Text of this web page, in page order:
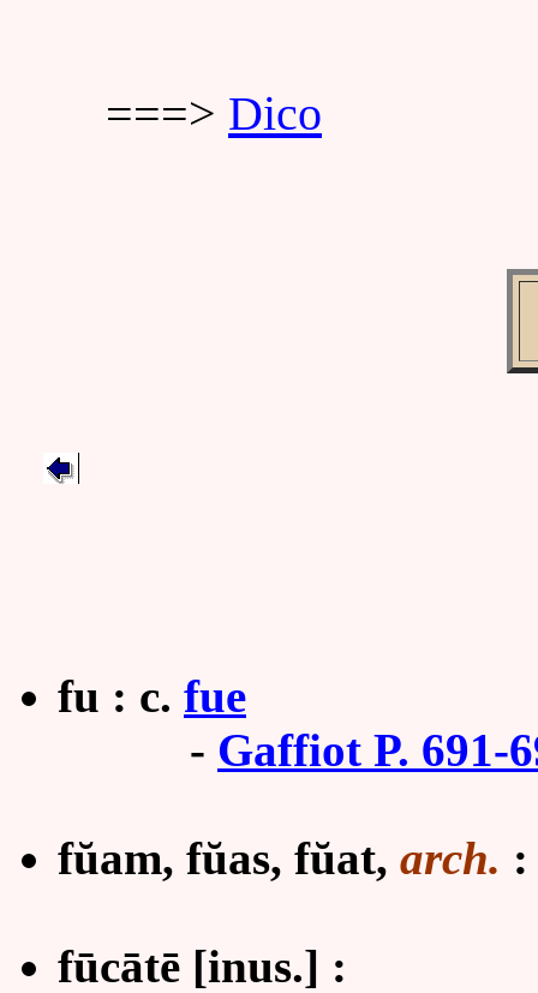
===> Dico
fu : c. fue
- Gaffiot P. 691-
fŭam, fŭas, fŭat, arch.
fūcātē [inus.] :